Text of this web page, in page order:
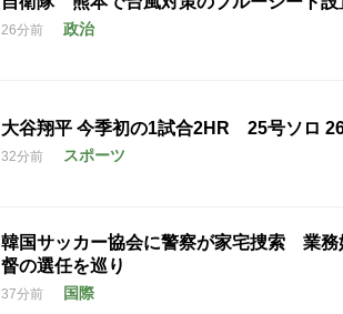
26分前 政治
大谷翔平 今季初の1試合2HR 25号ソロ
32分前 スポーツ
韓国サッカー協会に警察が家宅捜索 業
督の選任を巡り
37分前 国際